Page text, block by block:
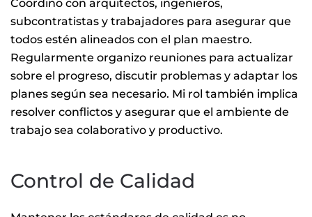
Coordino con arquitectos, ingenieros,
subcontratistas y trabajadores para asegurar que
todos estén alineados con el plan maestro.
Regularmente organizo reuniones para actualizar
sobre el progreso, discutir problemas y adaptar los
planes según sea necesario. Mi rol también implica
resolver conflictos y asegurar que el ambiente de
trabajo sea colaborativo y productivo.
Control de Calidad